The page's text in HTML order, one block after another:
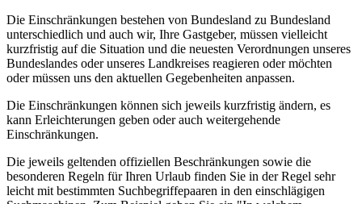
Die Einschränkungen bestehen von Bundesland zu Bundesland
unterschiedlich und auch wir, Ihre Gastgeber, müssen vielleicht
kurzfristig auf die Situation und die neuesten Verordnungen unseres
Bundeslandes oder unseres Landkreises reagieren oder möchten
oder müssen uns den aktuellen Gegebenheiten anpassen.
Die Einschränkungen können sich jeweils kurzfristig ändern, es
kann Erleichterungen geben oder auch weitergehende
Einschränkungen.
Die jeweils geltenden offiziellen Beschränkungen sowie die
besonderen Regeln für Ihren Urlaub finden Sie in der Regel sehr
leicht mit bestimmten Suchbegriffepaaren in den einschlägigen